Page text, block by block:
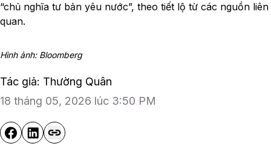
“chủ nghĩa tư bản yêu nước”, theo tiết lộ từ các nguồn liên
quan.
Hình ảnh: Bloomberg
Tác giả: Thường Quân
18 tháng 05, 2026 lúc 3:50 PM